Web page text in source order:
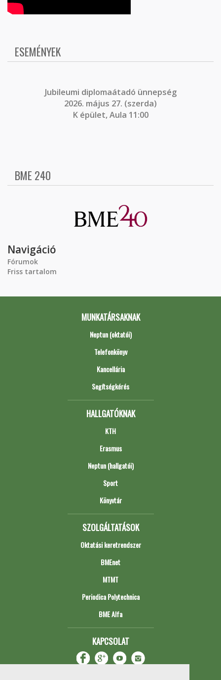
ESEMÉNYEK
Jubileumi diplomaátadó ünnepség
2026. május 27. (szerda)
K épület, Aula 11:00
BME 240
Navigáció
Fórumok
Friss tartalom
MUNKATÁRSAKNAK
Neptun (oktatói)
Telefonkönyv
Kancellária
Segítségkérés
HALLGATÓKNAK
KTH
Erasmus
Neptun (hallgatói)
Sport
Könyvtár
SZOLGÁLTATÁSOK
Oktatási keretrendszer
BMEnet
MTMT
Periodica Polytechnica
BME Alfa
KAPCSOLAT